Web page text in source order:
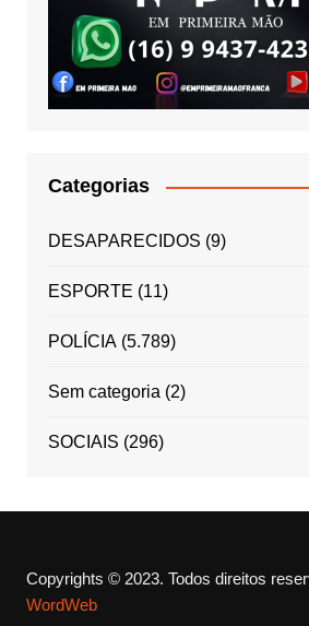
Categorias
DESAPARECIDOS (9)
ESPORTE (11)
POLÍCIA(5.789)
Sem categoria(2)
SOCIAIS (296)
Copyrights © 2023. Todos direitos
WordWeb